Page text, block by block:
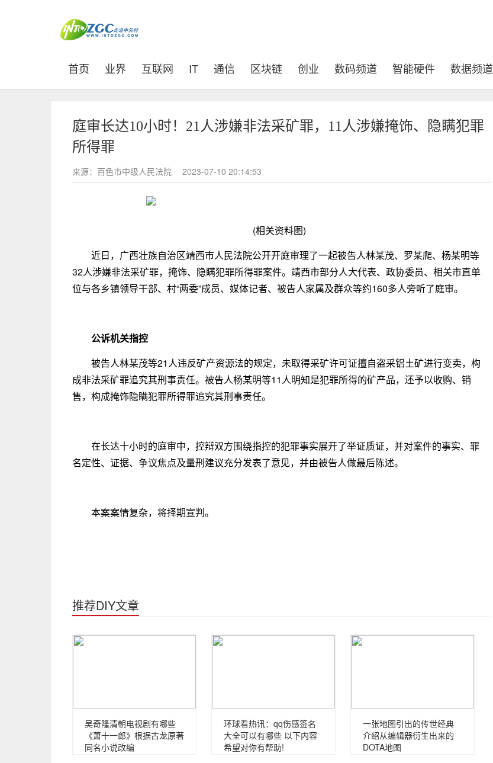
首页 (current)
业界 互联网 IT 通信 区块链 创业 数码频道 智能硬件 数据频道
庭审长达10小时！21人涉嫌非法采矿罪，11人涉嫌掩饰、隐瞒犯罪
所得罪
来源：百色市中级人民法院 2023-07-10 20:14:53
(相关资料图)
近日，广西壮族自治区靖西市人民法院公开开庭审理了一起被告人林某茂、罗某爬、杨某明等
32人涉嫌非法采矿罪，掩饰、隐瞒犯罪所得罪案件。靖西市部分人大代表、政协委员、相关市直单
位与各乡镇领导干部、村“两委”成员、媒体记者、被告人家属及群众等约160多人旁听了庭审。
公诉机关指控
被告人林某茂等21人违反矿产资源法的规定，未取得采矿许可证擅自盗采铝土矿进行变卖，构
成非法采矿罪追究其刑事责任。被告人杨某明等11人明知是犯罪所得的矿产品，还予以收购、销
售，构成掩饰隐瞒犯罪所得罪追究其刑事责任。
在长达十小时的庭审中，控辩双方围绕指控的犯罪事实展开了举证质证，并对案件的事实、罪
名定性、证据、争议焦点及量刑建议充分发表了意见，并由被告人做最后陈述。
本案案情复杂，将择期宣判。
推荐DIY文章
吴奇隆清朝电视剧有哪些
《萧十一郎》根据古龙原著
同名小说改编
环球看热讯：qq伤感签名
大全可以有哪些 以下内容
希望对你有帮助!
一张地图引出的传世经典
介绍从编辑器衍生出来的
DOTA地图